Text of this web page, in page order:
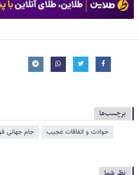
برچسب‌ها
حوادث و اتفاقات عجیب جام جهانی